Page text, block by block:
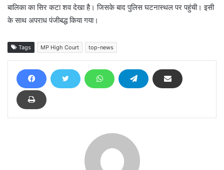
बालिका का सिर कटा शव देखा है। जिसके बाद पुलिस घटनास्थल पर पहुंची। इसी
के साथ अपराध पंजीबद्ध किया गया।
Tags MP High Court top-news